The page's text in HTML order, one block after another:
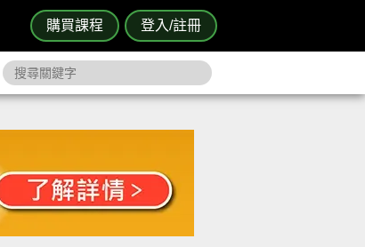
購買課程 登入/註冊